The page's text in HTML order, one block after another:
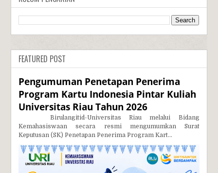
FEATURED POST
Pengumuman Penetapan Penerima
Program Kartu Indonesia Pintar Kuliah
Universitas Riau Tahun 2026
Birulangitid-Universitas Riau melalui Bidang
Kemahasiswaan secara resmi mengumumkan Surat
Keputusan (SK) Penetapan Penerima Program Kart...